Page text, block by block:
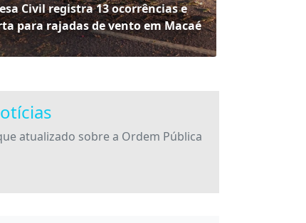
Civil registra 13 ocorrências e
para rajadas de vento em Macaé
atualizado sobre a Ordem Pública